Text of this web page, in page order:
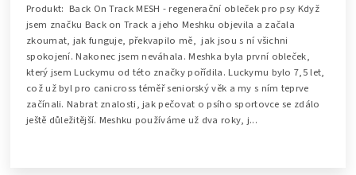
Produkt: Back On Track MESH - regenerační obleček pro psy Když
jsem značku Back on Track a jeho Meshku objevila a začala
zkoumat, jak funguje, překvapilo mě, jak jsou s ní všichni
spokojení. Nakonec jsem neváhala. Meshka byla první obleček,
který jsem Luckymu od této značky pořídila. Luckymu bylo 7,5 let,
což už byl pro canicross téměř seniorský věk a my s ním teprve
začínali. Nabrat znalosti, jak pečovat o psího sportovce se zdálo
ještě důležitější. Meshku používáme už dva roky, j...